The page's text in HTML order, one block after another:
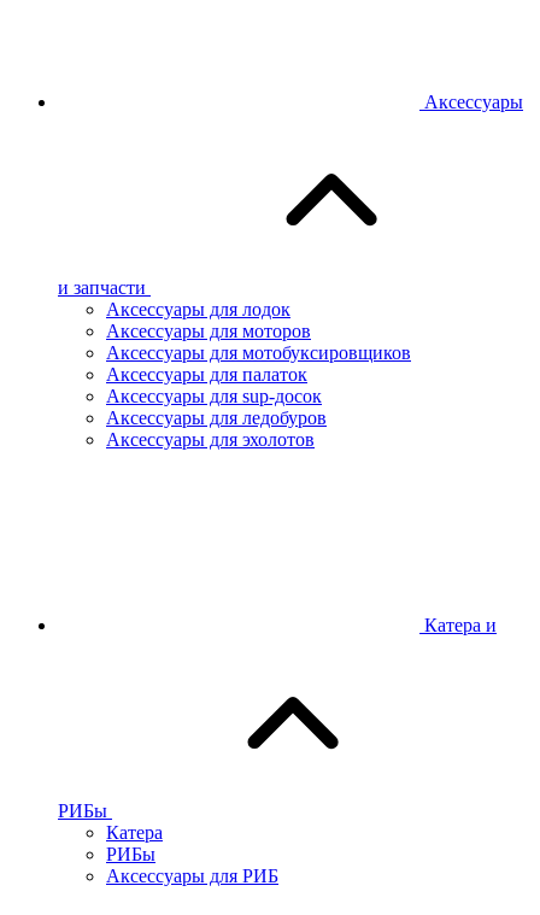
Аксессуары
и запчасти
Аксессуары для лодок
Аксессуары для моторов
Аксессуары для мотобуксировщиков
Аксессуары для палаток
Аксессуары для sup-досок
Аксессуары для ледобуров
Аксессуары для эхолотов
Катера и
РИБы
Катера
РИБы
Аксессуары для РИБ